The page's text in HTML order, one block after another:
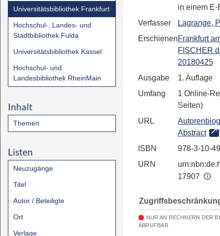
Universitätsbibliothek Frankfurt
Hochschul-, Landes- und
Stadtbibliothek Fulda
Universitätsbibliothek Kassel
Hochschul- und
Landesbibliothek RheinMain
Inhalt
Themen
Listen
Neuzugänge
Titel
Autor / Beteiligte
Ort
Verlage
in einem E-
Verfasser
Lagrange,
ErschienenFrankfurt
FISCHER
20180425
Ausgabe
1. Auflage
Umfang
1 Online-
Seiten)
URL
Abstract
ISBN
978-3-10-
URN
17907
NUR AN RECHNERN DER
ABRUFBAR